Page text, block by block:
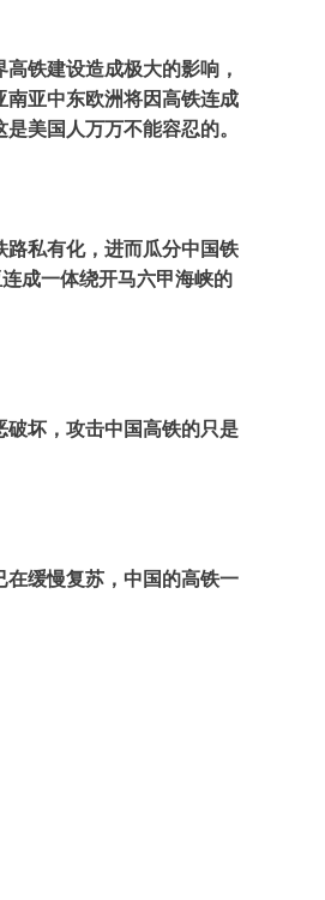
铁建设造成极大的影响，
亚中东欧洲将因高铁连成
美国人万万不能容忍的。
私有化，进而瓜分中国铁
成一体绕开马六甲海峡的
坏，攻击中国高铁的只是
缓慢复苏，中国的高铁一